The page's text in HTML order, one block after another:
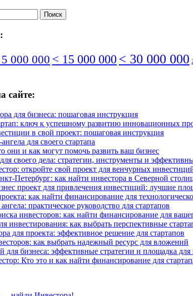
000 000 < 15 000 000 < 30 000 000
сайте:
для бизнеса: пошаговая инструкция
ключ к успешному развитию инновационных
в свой проект: пошаговая инструкция
для своего стартапа
они и как могут помочь развить ваш бизнес
своего дела: стратегии, инструменты и
откройте свой проект для венчурных
Петербург: как найти инвестора в Северной
проект для привлечения инвестиций: лучшие
как найти финансирование для
практическое руководство для стартапов
инвесторов: как найти финансирование для
инвестирования: как выбрать перспективные
для проекта: эффективное решение для стартапов
как выбрать надежный ресурс для вложений
для бизнеса: эффективные стратегии и площадка для
Кто это и как найти финансирование для